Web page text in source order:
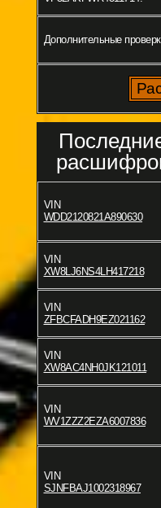
Дополнительные
VIN
WDD2120821A890630
VIN
XW8LJ6NS4LH417218
VIN
ZFBCFADH9EZ021162
VIN
XW8AC4NH0JK121011
VIN
WV1ZZZ2EZA6007836
VIN
SJNFBAJ1002318967